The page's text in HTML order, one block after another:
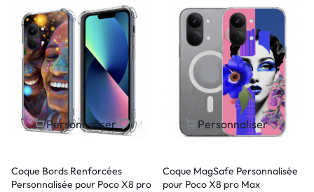
Personnaliser
Coque Bords Renforcées
Personnalisée pour Poco X8 pro
Personnaliser
Coque MagSafe Personnalisée
pour Poco X8 pro Max